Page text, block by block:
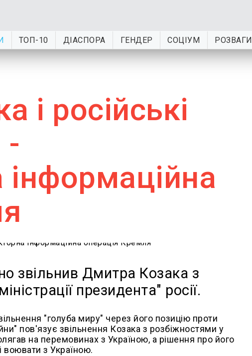
ТОП-10 ДІАСПОРА ГЕНДЕР СОЦІУМ РОЗВАГИ
і російські
-
інформаційна
звільнив Дмитра Козака з
президента" росії.
"голуба миру" через його позицію проти
пов'язує звільнення Козака з розбіжностями у
на перемовинах з Україною, а рішення про його
воювати з Україною.